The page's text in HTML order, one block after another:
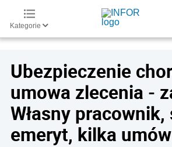
Kategorie
Ubezpieczenie
umowa zlecenia -
Własny
emeryt, kilka